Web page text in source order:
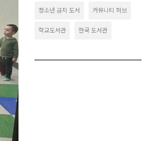
청소년 금지 도서 커뮤니티 허브
학교도서관 한국 도서관